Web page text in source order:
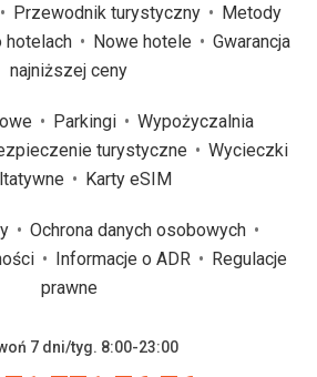
Przewodnik turystyczny
Metody
hotelach Nowe hotele
Gwarancja
najniższej ceny
Parkingi
Wypożyczalnia
turystyczne
Wycieczki
Karty eSIM
Ochrona danych osobowych
Informacje o ADR
Regulacje
prawne
7 dni/tyg. 8:00-23:00